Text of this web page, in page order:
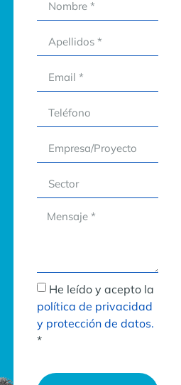
He leído y acepto la
política de privacidad
y protección de datos.
*